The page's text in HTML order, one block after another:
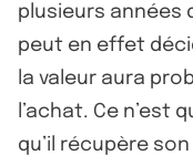
plusieurs années
peut en effet
la valeur aura
l’achat. Ce n’est
qu’il récupère